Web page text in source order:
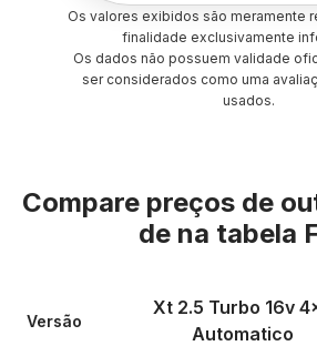
Os valores exibidos são meramente
finalidade exclusivamente
Os dados não possuem validade
ser considerados como uma
usados.
Compare preços de
de na tabela
Versão
Xt 2.5 Turbo 16v
Automatico